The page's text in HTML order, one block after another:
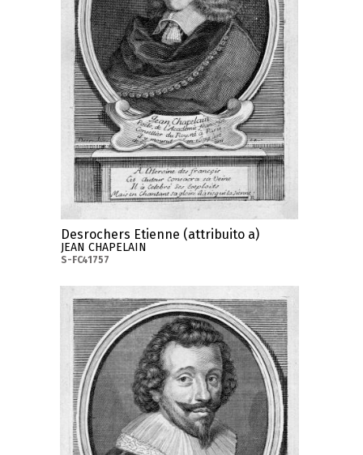
Desrochers Etienne (attribuito a)
JEAN CHAPELAIN
S-FC41757